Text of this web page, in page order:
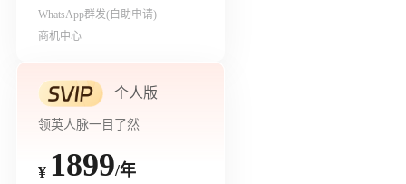
WhatsApp群发(自助申请)
商机中心
个人版
领英人脉一目了然
¥ 1899/年